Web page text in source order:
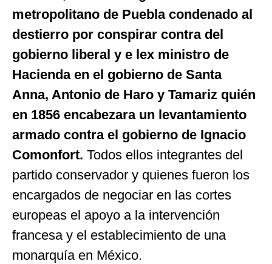
metropolitano de Puebla condenado al
destierro por conspirar contra del
gobierno liberal y e lex ministro de
Hacienda en el gobierno de Santa
Anna, Antonio de Haro y Tamariz quién
en 1856 encabezara un levantamiento
armado contra el gobierno de Ignacio
Comonfort. Todos ellos integrantes del
partido conservador y quienes fueron los
encargados de negociar en las cortes
europeas el apoyo a la intervención
francesa y el establecimiento de una
monarquía en México.